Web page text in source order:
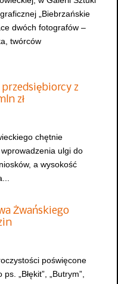
„Biebrzańskie
dwóch fotografów –
twórców
z
zł
chętnie
ulgi do
a wysokość
Żwańskiego
poświęcone
„Błękit”, „Butrym”,